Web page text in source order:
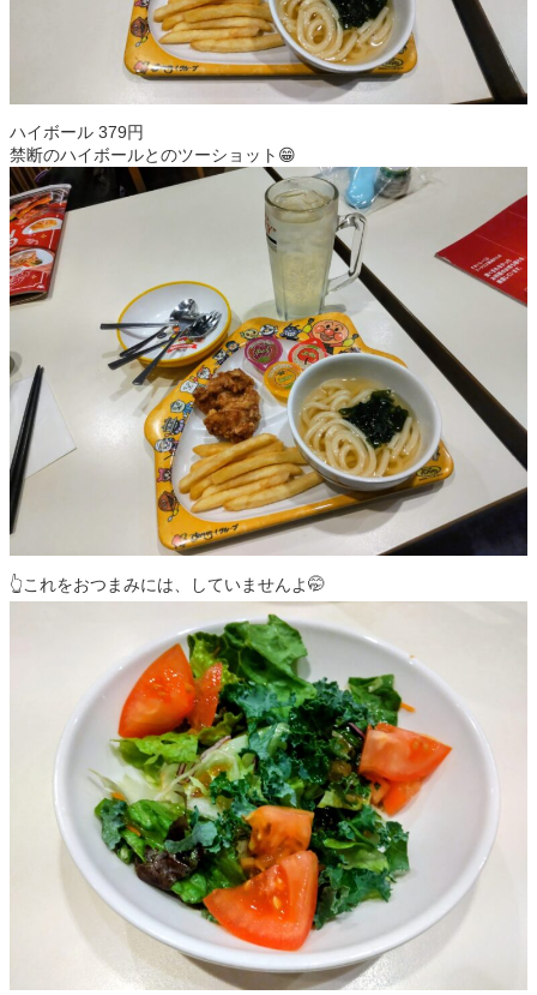
ハイボール 379円
禁断のハイボールとのツーショット😁
👆️これをおつまみには、していませんよ🤭